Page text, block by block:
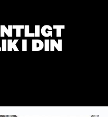
I DIN